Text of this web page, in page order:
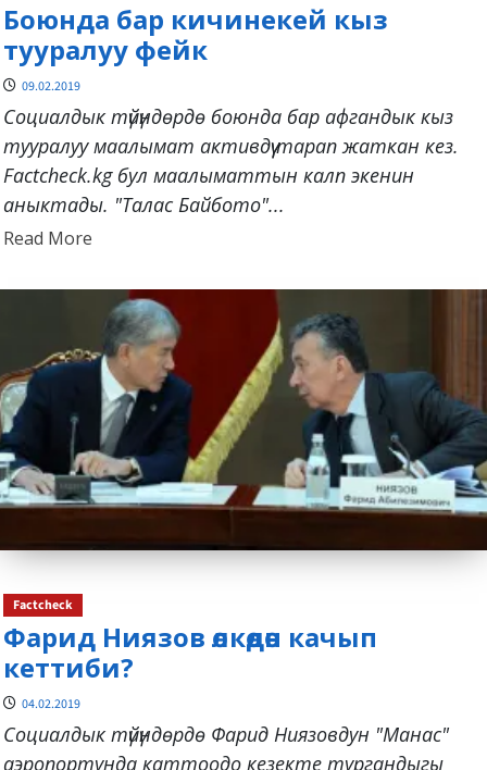
Боюнда бар кичинекей кыз
тууралуу фейк
09.02.2019
Социалдык түйүндөрдө боюнда бар афгандык кыз
тууралуу маалымат активдүү тарап жаткан кез.
Factcheck.kg бул маалыматтын калп экенин
аныктады. "Талас Байбото"...
Read MoreRead
about
Factcheck
Фарид Ниязов өлкөдөн качып
кеттиби?
04.02.2019
Социалдык түйүндөрдө Фарид Ниязовдун "Манас"
аэропортунда каттоодо кезекте тургандыгы